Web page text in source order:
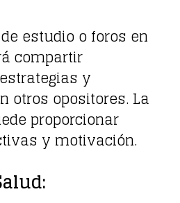
estudio o foros en
compartir
y
otros opositores. La
proporcionar
y motivación.